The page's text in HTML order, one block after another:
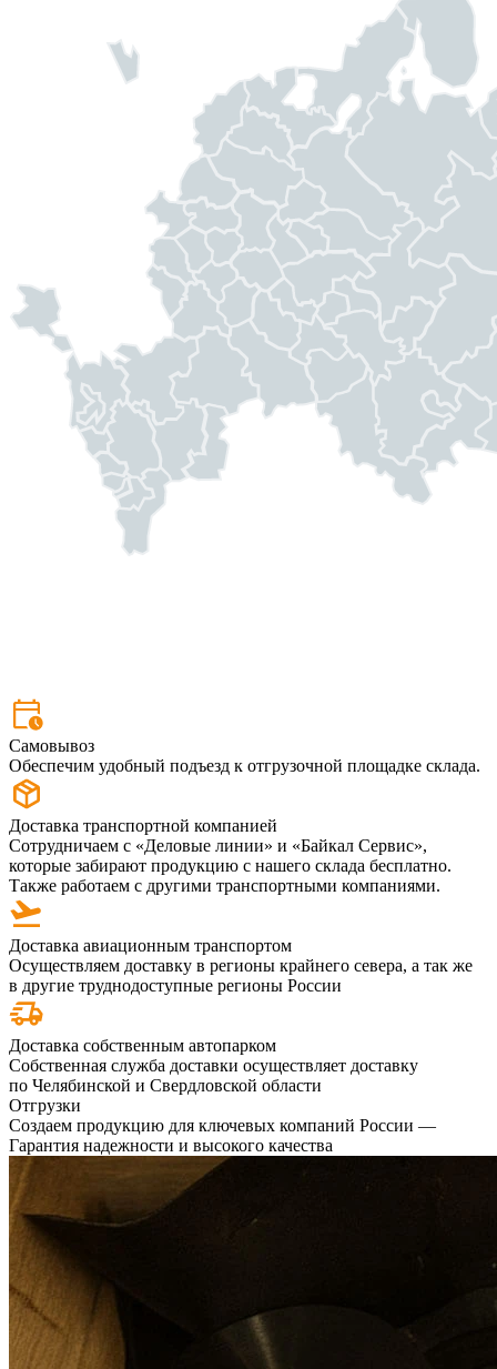
Самовывоз
Обеспечим удобный подъезд к отгрузочной площадке склада.
Доставка транспортной компанией
Сотрудничаем с «Деловые линии» и «Байкал Сервис»,
которые забирают продукцию с нашего склада бесплатно.
Также работаем с другими транспортными компаниями.
Доставка авиационным транспортом
Осуществляем доставку в регионы крайнего севера, а так же
в другие труднодоступные регионы России
Доставка собственным автопарком
Собственная служба доставки осуществляет доставку
по Челябинской и Свердловской области
Отгрузки
Создаем продукцию для ключевых компаний России —
Гарантия надежности и высокого качества